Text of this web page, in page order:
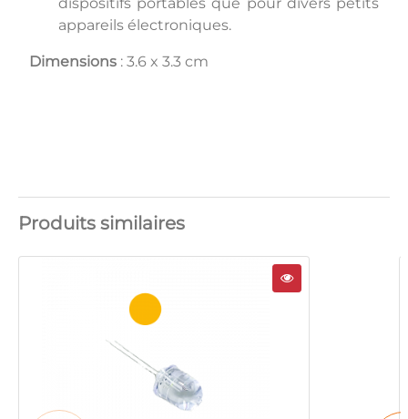
appareils électroniques.
Dimensions : 3.6 x 3.3 cm
Produits similaires